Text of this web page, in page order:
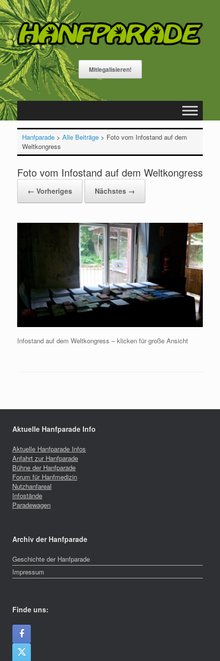
Zum
Inhalt
springen
Mitlegalisieren!
Hanfparade> Alle Beiträge> Foto vom Infostand auf dem
Weltkongress
Foto vom Infostand auf dem Weltkongress
← Vorheriges Nächstes →
Infostand auf dem Weltkongress – klicken für große Ansicht
Aktuelle Hanfparade Info
Aktuelle Hanfparade Infos
Anfahrt zur Hanfparade
Bühne der Hanfparade
Forum für Hanfmedizin
Nutzhanfareal
Infostände
Paradewagen
Archiv der Hanfparade
Geschichte der Hanfparade
Impressum
Finde uns: